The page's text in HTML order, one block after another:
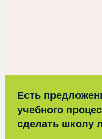
Есть
учебного
сделать школу